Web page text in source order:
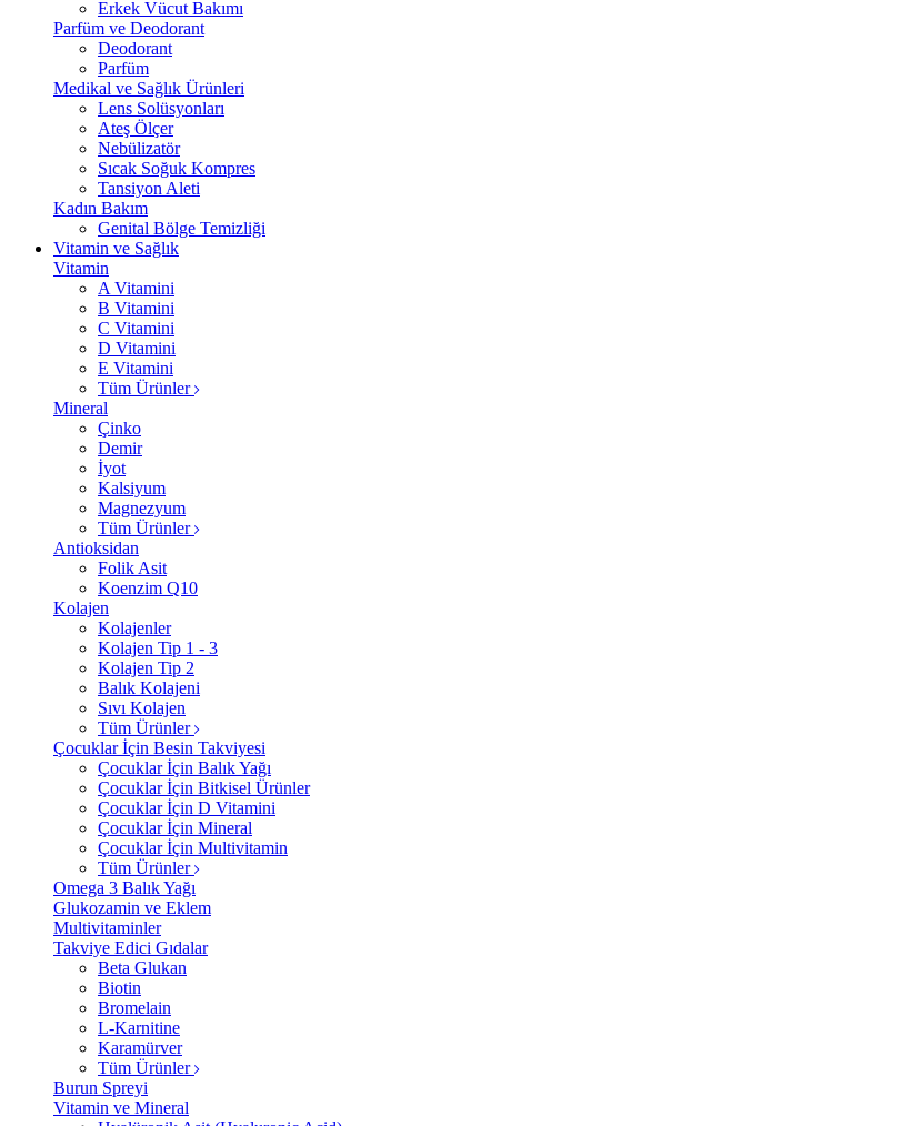
Erkek Vücut Bakımı
Parfüm ve Deodorant
Deodorant
Parfüm
Medikal ve Sağlık Ürünleri
Lens Solüsyonları
Ateş Ölçer
Nebülizatör
Sıcak Soğuk Kompres
Tansiyon Aleti
Kadın Bakım
Genital Bölge Temizliği
Vitamin ve Sağlık
Vitamin
A Vitamini
B Vitamini
C Vitamini
D Vitamini
E Vitamini
Tüm Ürünler
Mineral
Çinko
Demir
İyot
Kalsiyum
Magnezyum
Tüm Ürünler
Antioksidan
Folik Asit
Koenzim Q10
Kolajen
Kolajenler
Kolajen Tip 1 - 3
Kolajen Tip 2
Balık Kolajeni
Sıvı Kolajen
Tüm Ürünler
Çocuklar İçin Besin Takviyesi
Çocuklar İçin Balık Yağı
Çocuklar İçin Bitkisel Ürünler
Çocuklar İçin D Vitamini
Çocuklar İçin Mineral
Çocuklar İçin Multivitamin
Tüm Ürünler
Omega 3 Balık Yağı
Glukozamin ve Eklem
Multivitaminler
Takviye Edici Gıdalar
Beta Glukan
Biotin
Bromelain
L-Karnitine
Karamürver
Tüm Ürünler
Burun Spreyi
Vitamin ve Mineral